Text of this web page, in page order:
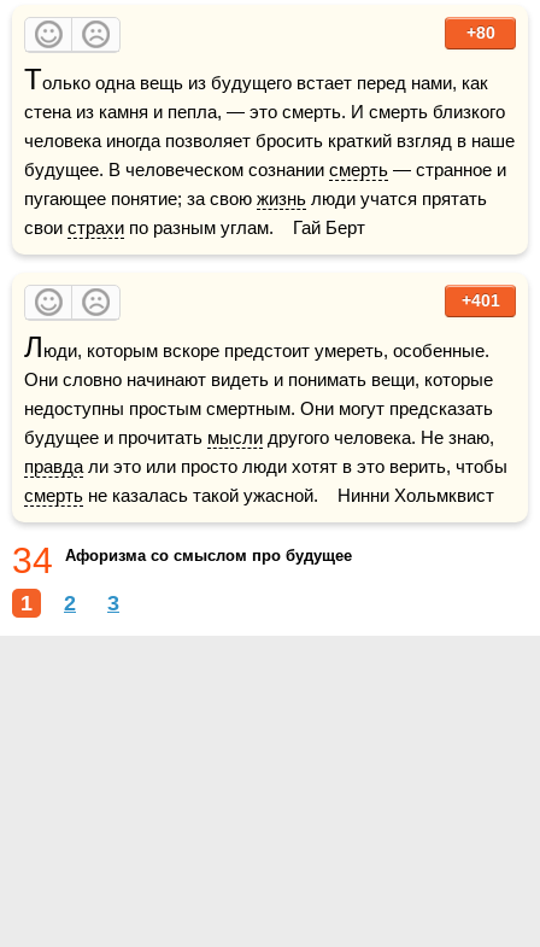
+80
Только одна вещь из будущего встает перед нами, как
стена из камня и пепла, — это смерть. И смерть близкого
человека иногда позволяет бросить краткий взгляд в наше
будущее. В человеческом сознании смерть — странное и
пугающее понятие; за свою жизнь люди учатся прятать
свои страхи по разным углам.    Гай Берт
+401
Люди, которым вскоре предстоит умереть, особенные.
Они словно начинают видеть и понимать вещи, которые
недоступны простым смертным. Они могут предсказать
будущее и прочитать мысли
правда
смерть не казалась такой ужасной.    Нинни Хольмквист
34 Афоризма со смыслом про будущее
1 2 3